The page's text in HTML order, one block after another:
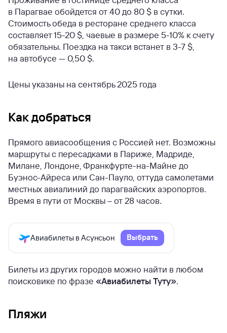
в Парагвае обойдется от 40 до 80 $ в сутки.
Стоимость обеда в ресторане среднего класса
составляет 15-20 $, чаевые в размере 5-10% к счету
обязательны. Поездка на такси встанет в 3-7 $,
на автобусе — 0,50 $.
Цены указаны на сентябрь 2025 года
Как добраться
Прямого авиасообщения с Россией нет. Возможны
маршруты с пересадками в Париже, Мадриде,
Милане, Лондоне, Франкфурте-на-Майне до
Буэнос-Айреса или Сан-Пауло, оттуда самолетами
местных авиалиний до парагвайских аэропортов.
Время в пути от Москвы – от 28 часов.
Авиабилеты в Асунсьон Выбрать
Билеты из других городов можно найти в любом
поисковике по фразе «Авиабилеты Туту».
Пляжи